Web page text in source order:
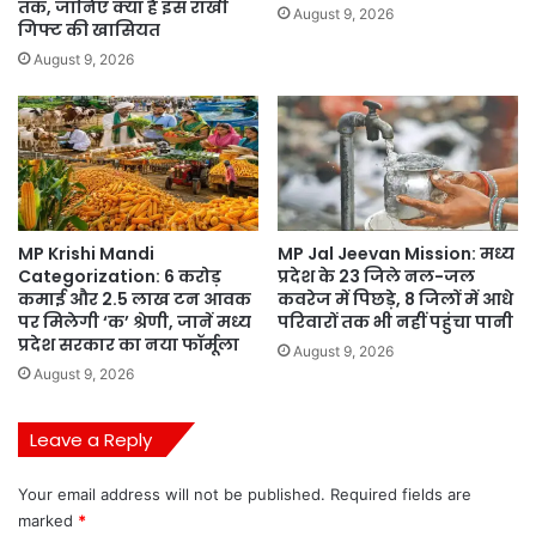
तक, जानिए क्या है इस राखी
गिफ्ट की खासियत
August 9, 2026
August 9, 2026
MP Krishi Mandi
Categorization: 6 करोड़
कमाई और 2.5 लाख टन आवक
पर मिलेगी ‘क’ श्रेणी, जानें मध्य
प्रदेश सरकार का नया फॉर्मूला
August 9, 2026
MP Jal Jeevan Mission: मध्य
प्रदेश के 23 जिले नल-जल
कवरेज में पिछड़े, 8 जिलों में आधे
परिवारों तक भी नहीं पहुंचा पानी
August 9, 2026
Leave a Reply
Your email address will not be published. Required fields are
marked *